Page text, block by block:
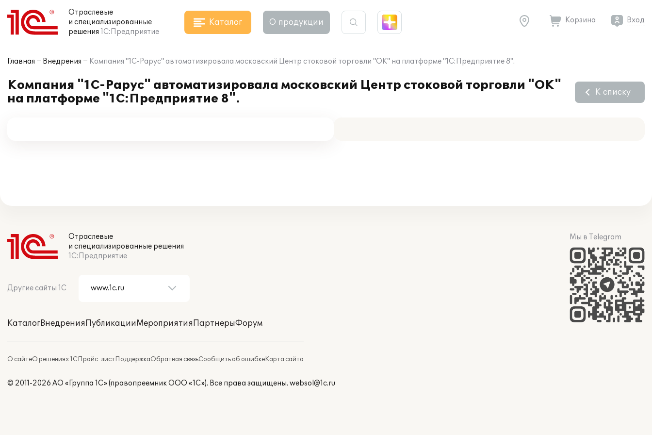
Отраслевые
и специализированные
решения 1С:Предприятие
Каталог О продукции Корзина Вход
Главная Внедрения Компания "1С-Рарус" автоматизировала московский Центр стоковой торговли "ОК" на платформе "1С:Предприятие 8".
Компания "1С-Рарус" автоматизировала московский Центр стоковой торговли "ОК"
на платформе "1С:Предприятие 8".
К списку
Отраслевые
и специализированные решения
1С:Предприятие
Другие сайты 1С
КаталогВнедренияПубликацииМероприятияПартнерыФорум
О сайтеО решениях 1СПрайс-листПоддержкаОбратная связьСообщить об ошибкеКарта сайта
Мы в Telegram
© 2011-2026 АО «Группа 1С» (правопреемник ООО «1С»). Все права защищены. websol@1c.ru